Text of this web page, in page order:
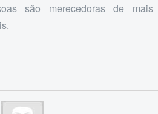
são merecedoras de mais